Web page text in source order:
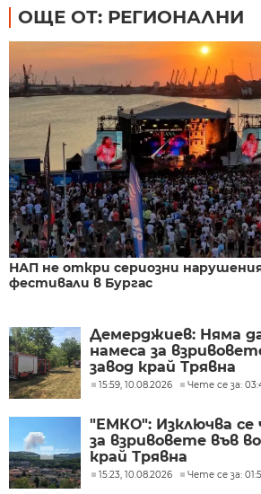
ОЩЕ ОТ: РЕГИОНАЛНИ
НАП не откри сериозни
фестивали в Бургас
Демерджиев: Няма
намеса за
завод край Трявна
15:59, 10.08.2026 Чете се за:
"ЕМКО": Изключва се
за взривовете във
край Трявна
15:23, 10.08.2026 Чете се за: